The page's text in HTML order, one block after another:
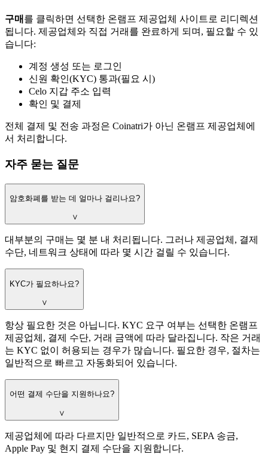
구매 를 클릭하면 선택한 온램프 제공업체 사이트로 리디렉션
됩니다. 제공업체와 직접 거래를 완료하게 되며, 필요할 수 있
습니다:
계정 생성 또는 로그인
신원 확인(KYC) 통과(필요 시)
Celo 지갑 주소 입력
확인 및 결제
전체 결제 및 전송 과정은 Coinatri가 아닌 온램프 제공업체에
서 처리합니다.
자주 묻는 질문
암호화폐를 받는 데 얼마나 걸리나요?
∨
대부분의 구매는 몇 분 내 처리됩니다. 그러나 제공업체, 결제
수단, 네트워크 상태에 따라 몇 시간 걸릴 수 있습니다.
KYC가 필요하나요?
∨
항상 필요한 것은 아닙니다. KYC 요구 여부는 선택한 온램프
제공업체, 결제 수단, 거래 금액에 따라 달라집니다. 작은 거래
는 KYC 없이 허용되는 경우가 많습니다. 필요한 경우, 절차는
일반적으로 빠르고 자동화되어 있습니다.
어떤 결제 수단을 지원하나요?
∨
제공업체에 따라 다르지만 일반적으로 카드, SEPA 송금,
Apple Pay 및 현지 결제 수단을 지원합니다.